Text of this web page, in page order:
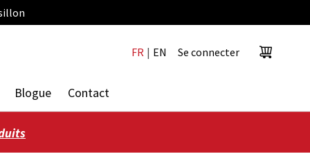
FR | EN Se connecter
Panier
Blogue Contact